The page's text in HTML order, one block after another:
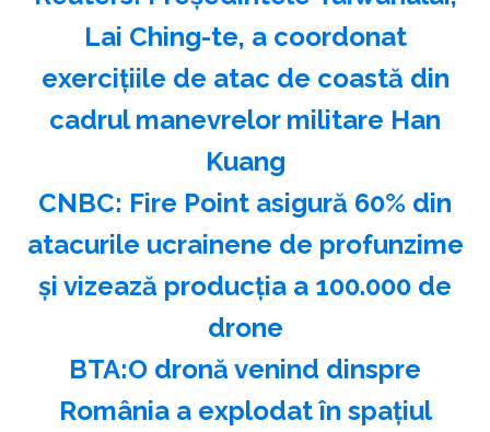
Lai Ching-te, a coordonat
exerciţiile de atac de coastă din
cadrul manevrelor militare Han
Kuang
CNBC: Fire Point asigură 60% din
atacurile ucrainene de profunzime
şi vizează producţia a 100.000 de
drone
BTA:O dronă venind dinspre
România a explodat în spaţiul